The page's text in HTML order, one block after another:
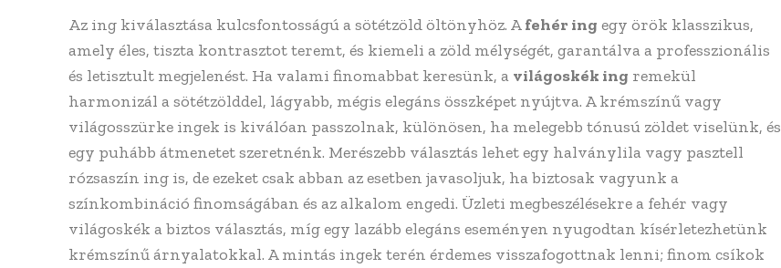
Az ing kiválasztása kulcsfontosságú a sötétzöld öltönyhöz. Afehér ing egy örök klasszikus,
amely éles, tiszta kontrasztot teremt, és kiemeli a zöld mélységét, garantálva a professzionális
és letisztult megjelenést. Ha valami finomabbat keresünk, a világoskék ing remekül
harmonizál a sötétzölddel, lágyabb, mégis elegáns összképet nyújtva. A krémszínű vagy
világosszürke ingek is kiválóan passzolnak, különösen, ha melegebb tónusú zöldet viselünk, és
egy puhább átmenetet szeretnénk. Merészebb választás lehet egy halványlila vagy pasztell
rózsaszín ing is, de ezeket csak abban az esetben javasoljuk, ha biztosak vagyunk a
színkombináció finomságában és az alkalom engedi. Üzleti megbeszélésekre a fehér vagy
világoskék a biztos választás, míg egy lazább elegáns eseményen nyugodtan kísérletezhetünk
krémszínű árnyalatokkal. A mintás ingek terén érdemes visszafogottnak lenni; finom csíkok